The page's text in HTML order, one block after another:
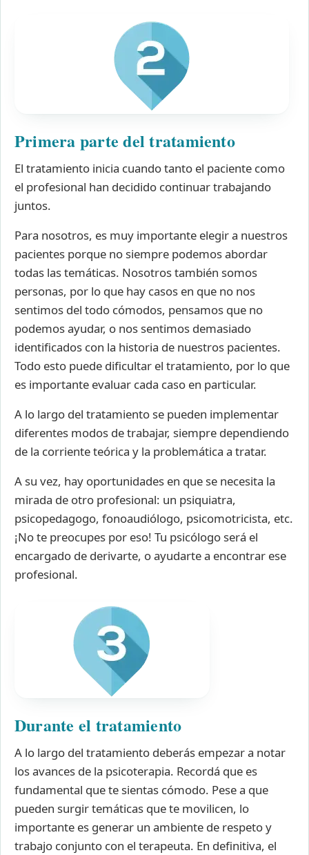
Primera parte del tratamiento
El tratamiento inicia cuando tanto el paciente como
el profesional han decidido continuar trabajando
juntos.
Para nosotros, es muy importante elegir a nuestros
pacientes porque no siempre podemos abordar
todas las temáticas. Nosotros también somos
personas, por lo que hay casos en que no nos
sentimos del todo cómodos, pensamos que no
podemos ayudar, o nos sentimos demasiado
identificados con la historia de nuestros pacientes.
Todo esto puede dificultar el tratamiento, por lo que
es importante evaluar cada caso en particular.
A lo largo del tratamiento se pueden implementar
diferentes modos de trabajar, siempre dependiendo
de la corriente teórica y la problemática a tratar.
A su vez, hay oportunidades en que se necesita la
mirada de otro profesional: un psiquiatra,
psicopedagogo, fonoaudiólogo, psicomotricista, etc.
¡No te preocupes por eso! Tu psicólogo será el
encargado de derivarte, o ayudarte a encontrar ese
profesional.
Durante el tratamiento
A lo largo del tratamiento deberás empezar a notar
los avances de la psicoterapia. Recordá que es
fundamental que te sientas cómodo. Pese a que
pueden surgir temáticas que te movilicen, lo
importante es generar un ambiente de respeto y
trabajo conjunto con el terapeuta. En definitiva, el